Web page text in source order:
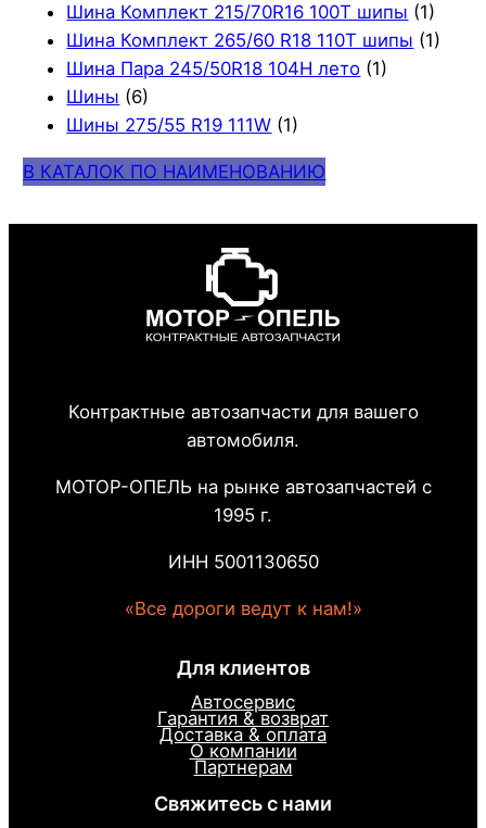
Шина Комплект 215/70R16 100T шипы (1)
Шина Комплект 265/60 R18 110T шипы (1)
Шина Пара 245/50R18 104H лето (1)
Шины (6)
Шины 275/55 R19 111W (1)
В КАТАЛОК ПО НАИМЕНОВАНИЮ
Контрактные автозапчасти для вашего
автомобиля.
МОТОР-ОПЕЛЬ на рынке автозапчастей с
1995 г.
ИНН 5001130650
«Все дороги ведут к нам!»
Для клиентов
Автосервис
Гарантия & возврат
Доставка & оплата
О компании
Партнерам
Свяжитесь с нами